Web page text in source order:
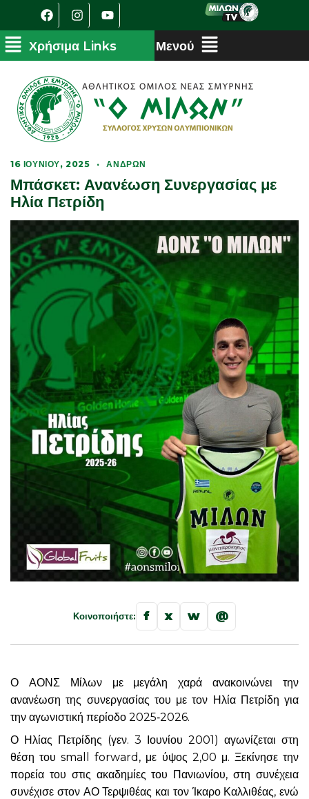
16 ΙΟΥΝΊΟΥ, 2025 · ΑΝΔΡΏΝ
Μπάσκετ: Ανανέωση Συνεργασίας με
Ηλία Πετρίδη
Κοινοποιήστε: f x w @
Ο ΑΟΝΣ Μίλων με μεγάλη χαρά ανακοινώνει την
ανανέωση της συνεργασίας του με τον Ηλία Πετρίδη για
την αγωνιστική περίοδο 2025‑2026.
Ο Ηλίας Πετρίδης (γεν. 3 Ιουνίου 2001) αγωνίζεται στη
θέση του small forward, με ύψος 2,00 μ. Ξεκίνησε την
πορεία του στις ακαδημίες του Πανιωνίου, στη συνέχεια
συνέχισε στον ΑΟ Τερψιθέας και τον Ίκαρο Καλλιθέας, ενώ